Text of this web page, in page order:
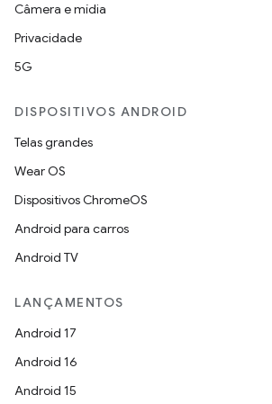
Câmera e mídia
Privacidade
5G
DISPOSITIVOS ANDROID
Telas grandes
Wear OS
Dispositivos ChromeOS
Android para carros
Android TV
LANÇAMENTOS
Android 17
Android 16
Android 15